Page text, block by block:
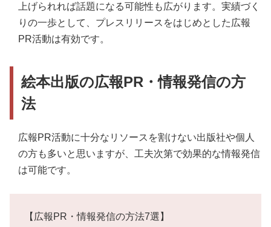
上げられれば話題になる可能性も広がります。実績づく
りの一歩として、プレスリリースをはじめとした広報
PR活動は有効です。
絵本出版の広報PR・情報発信の方
法
広報PR活動に十分なリソースを割けない出版社や個人
の方も多いと思いますが、工夫次第で効果的な情報発信
は可能です。
【広報PR・情報発信の方法7選】